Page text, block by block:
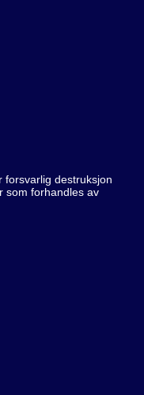
forsvarlig destruksjon
som forhandles av